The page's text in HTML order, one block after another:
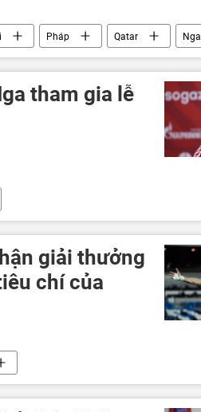
Pháp Qatar
Nga
tham gia lễ
giải thưởng
chí của